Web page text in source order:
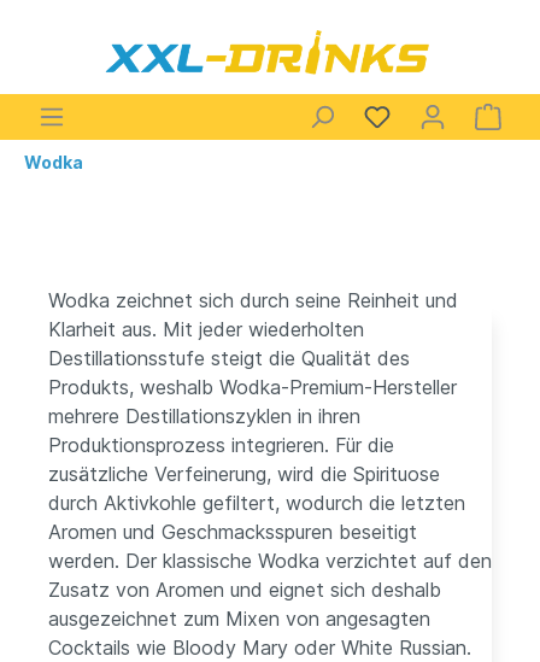
Wodka
Wodka zeichnet sich durch seine Reinheit und
Klarheit aus. Mit jeder wiederholten
Destillationsstufe steigt die Qualität des
Produkts, weshalb Wodka-Premium-Hersteller
mehrere Destillationszyklen in ihren
Produktionsprozess integrieren. Für die
zusätzliche Verfeinerung, wird die Spirituose
durch Aktivkohle gefiltert, wodurch die letzten
Aromen und Geschmacksspuren beseitigt
werden. Der klassische Wodka verzichtet auf den
Zusatz von Aromen und eignet sich deshalb
ausgezeichnet zum Mixen von angesagten
Cocktails wie Bloody Mary oder White Russian.